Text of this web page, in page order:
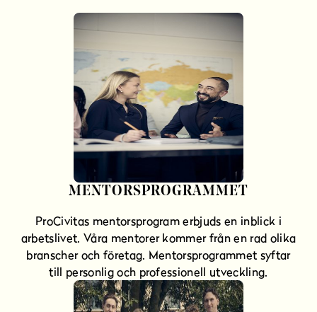
MENTORSPROGRAMMET
ProCivitas mentorsprogram erbjuds en inblick i
arbetslivet. Våra mentorer kommer från en rad olika
branscher och företag. Mentorsprogrammet syftar
till personlig och professionell utveckling.